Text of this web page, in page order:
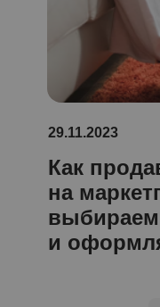
Как
на
и
29.11.2023